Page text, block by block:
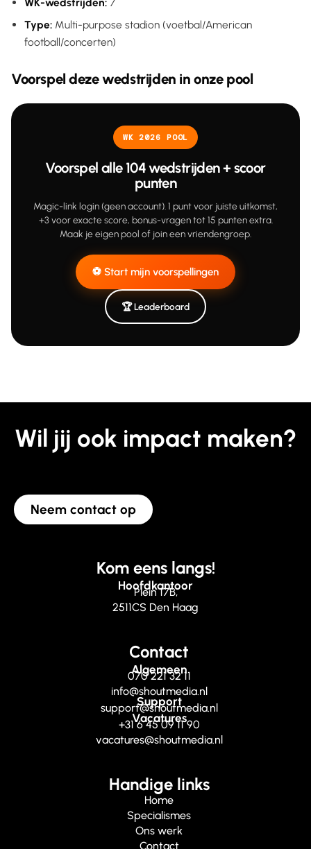
Type: Multi-purpose stadion (voetbal/American
football/concerten)
Voorspel deze wedstrijden in onze pool
WK 2026 POOL
Voorspel alle 104 wedstrijden + scoor
punten
Magic-link login (geen account). 1 punt voor juiste uitkomst,
+3 voor exacte score, bonus-vragen tot 15 punten extra.
Maak je eigen pool of join een vriendengroep.
⚽ Start mijn voorspellingen
🏆 Leaderboard
Wil jij ook impact maken?
Neem contact op
Kom eens langs!
Hoofdkantoor
Plein 17B,
2511CS Den Haag
Contact
Algemeen
070 221 32 11
info@shoutmedia.nl
Support
support@shoutmedia.nl
Vacatures
+31 6 45 09 11 90
vacatures@shoutmedia.nl
Handige links
Home
Specialismes
Ons werk
Contact